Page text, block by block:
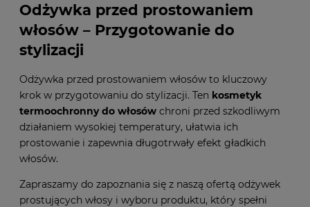
Odżywka przed prostowaniem
włosów – Przygotowanie do
stylizacji
Odżywka przed prostowaniem włosów to kluczowy
krok w przygotowaniu do stylizacji. Ten kosmetyk
termoochronny do włosów chroni przed szkodliwym
działaniem wysokiej temperatury, ułatwia ich
prostowanie i zapewnia długotrwały efekt gładkich
włosów.
Zapraszamy do zapoznania się z naszą ofertą odżywek
prostujących włosy i wyboru produktu, który spełni